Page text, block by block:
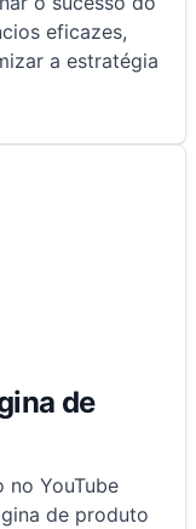
eficazes,
a estratégia
de
no YouTube
de produto